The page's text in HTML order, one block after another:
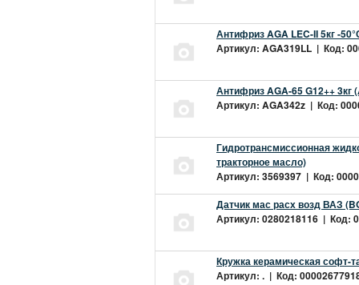
Антифриз AGA LEC-II 5кг -
Артикул: AGA319LL | Код:
Антифриз AGA-65 G12++ 3кг
Артикул: AGA342z | Код:
Гидротрансмиссионная
тракторное масло)
Артикул: 3569397 | Код:
Датчик мас расх возд ВАЗ
Артикул: 0280218116 | Код:
Кружка керамическая софт-
Артикул: . | Код: